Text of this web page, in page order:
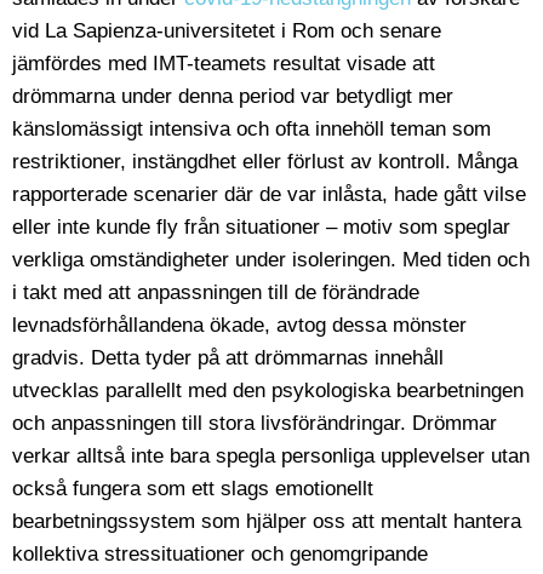
vid La Sapienza-universitetet i Rom och senare
jämfördes med IMT-teamets resultat visade att
drömmarna under denna period var betydligt mer
känslomässigt intensiva och ofta innehöll teman som
restriktioner, instängdhet eller förlust av kontroll. Många
rapporterade scenarier där de var inlåsta, hade gått vilse
eller inte kunde fly från situationer – motiv som speglar
verkliga omständigheter under isoleringen. Med tiden och
i takt med att anpassningen till de förändrade
levnadsförhållandena ökade, avtog dessa mönster
gradvis. Detta tyder på att drömmarnas innehåll
utvecklas parallellt med den psykologiska bearbetningen
och anpassningen till stora livsförändringar. Drömmar
verkar alltså inte bara spegla personliga upplevelser utan
också fungera som ett slags emotionellt
bearbetningssystem som hjälper oss att mentalt hantera
kollektiva stressituationer och genomgripande